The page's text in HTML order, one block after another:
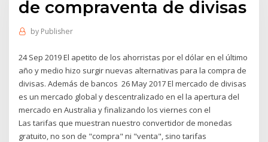
de compraventa de divisas
by Publisher
24 Sep 2019 El apetito de los ahorristas por el dólar en el último
año y medio hizo surgir nuevas alternativas para la compra de
divisas. Además de bancos 26 May 2017 El mercado de divisas
es un mercado global y descentralizado en el la apertura del
mercado en Australia y finalizando los viernes con el
Las tarifas que muestran nuestro convertidor de monedas
gratuito, no son de "compra" ni "venta", sino tarifas